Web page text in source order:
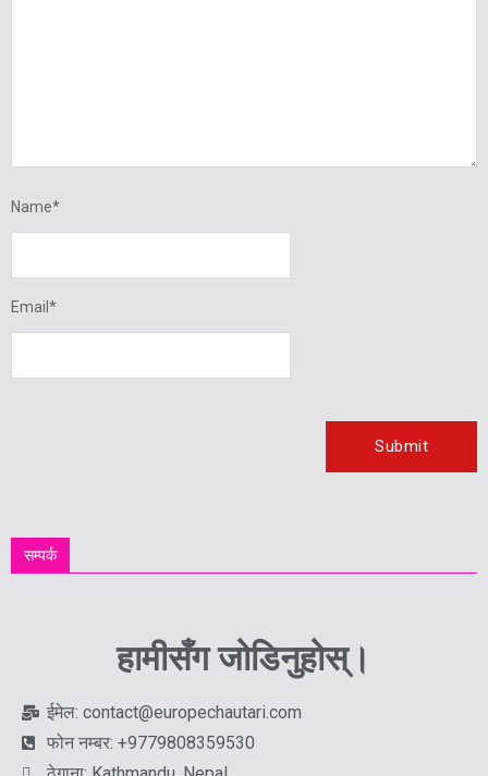
Name*
Email *
सम्पर्क
हामीसँग जोडिनुहोस्।
ईमेल: contact@europechautari.com
फोन नम्बर: +9779808359530